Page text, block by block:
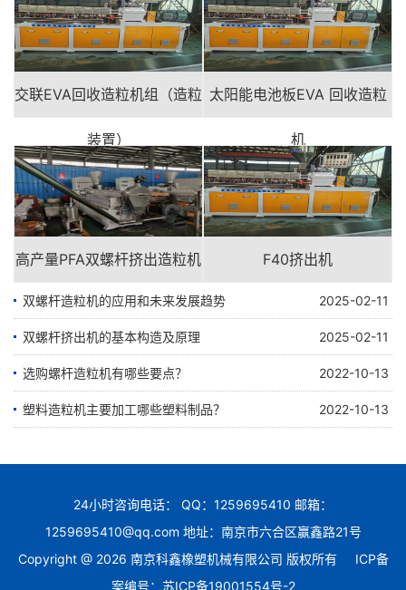
交联EVA回收造粒机组（造粒
装置）
太阳能电池板EVA 回收造粒
机
高产量PFA双螺杆挤出造粒机 F40挤出机
双螺杆造粒机的应用和未来发展趋势 2025-02-11
双螺杆挤出机的基本构造及原理 2025-02-11
选购螺杆造粒机有哪些要点？ 2022-10-13
塑料造粒机主要加工哪些塑料制品？ 2022-10-13
24小时咨询电话： QQ：1259695410 邮箱：
1259695410@qq.com 地址：南京市六合区赢鑫路21号
Copyright @ 2026 南京科鑫橡塑机械有限公司 版权所有 ICP备
案编号：苏ICP备19001554号-2